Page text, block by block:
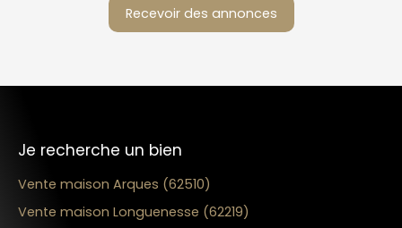
Recevoir des annonces
Je recherche un bien
Vente maison Arques (62510)
Vente maison Longuenesse (62219)